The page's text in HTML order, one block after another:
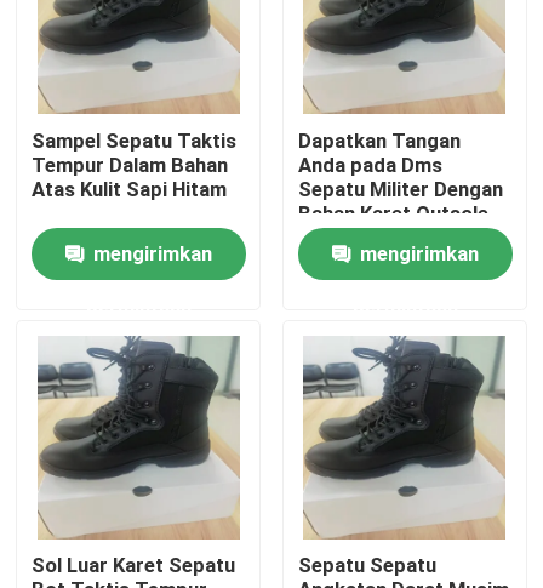
Rumah
Produk
video
Sampel Sepatu Taktis
Tempur Dalam Bahan
Atas Kulit Sapi Hitam
mengirimkan
Dapatkan Tangan
Anda pada Dms
Sepatu Militer Dengan
Bahan Karet Outsole
mengirimkan
Sol Luar Karet Sepatu
Sepatu Sepatu